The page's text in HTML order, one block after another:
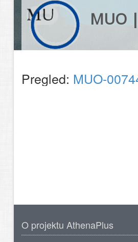
MUO
Pregled: MUO-
O projektu AthenaPlus